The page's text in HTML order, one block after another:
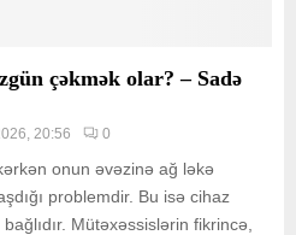
çəkmək olar? – Sadə
20:56 0
onun əvəzinə ağ ləkə
problemdir. Bu isə cihaz
Mütəxəssislərin fikrincə,